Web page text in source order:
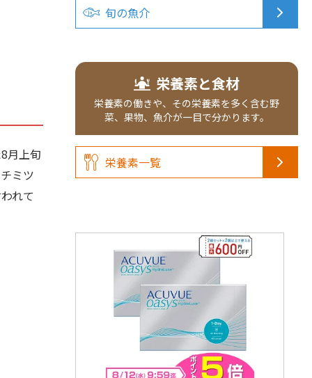
月上旬
ミツ
れて
旬の魚介
栄養素と食材
栄養素の働きや、その栄養素を多く含む野
菜、果物、魚介が一目で分かります。
栄養素一覧